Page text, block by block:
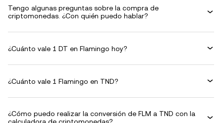
Tengo algunas preguntas sobre la compra de
criptomonedas. ¿Con quién puedo hablar?
¿Cuánto vale 1 DT en Flamingo hoy?
¿Cuánto vale 1 Flamingo en TND?
¿Cómo puedo realizar la conversión de FLM a TND con la